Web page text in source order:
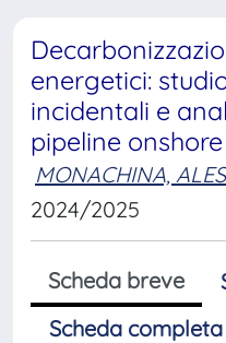
energetici:
incidentali e
pipeline
MONACHINA,
2024/2025
Scheda breve
Scheda completa